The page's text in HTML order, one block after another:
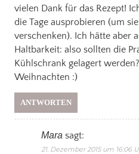
vielen Dank für das Rezept!
die Tage ausprobieren (um
verschenken). Ich hätte aber
Haltbarkeit: also sollten die
Kühlschrank gelagert
Weihnachten :)
ANTWORTEN
Mara sagt:
21. Dezember 2015 um 16:06